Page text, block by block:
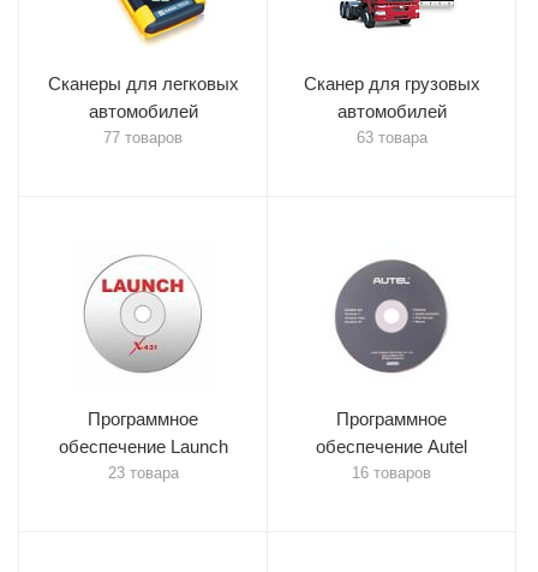
Сканеры для легковых
автомобилей
77 товаров
Сканер для грузовых
автомобилей
63 товара
Программное
обеспечение Launch
23 товара
Программное
обеспечение Autel
16 товаров